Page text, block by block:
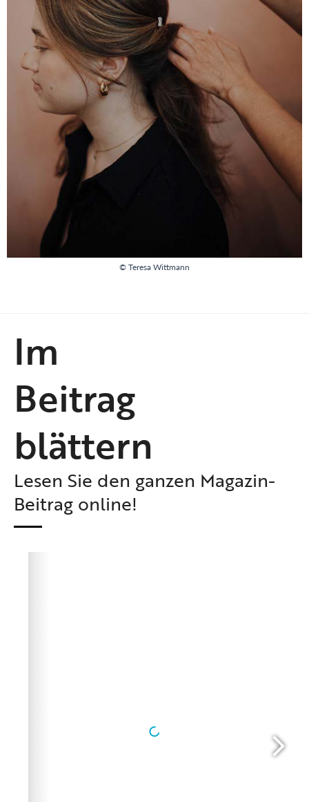
© Teresa Wittmann
Im
Beitrag
blättern
Lesen Sie den ganzen Magazin-
Beitrag online!